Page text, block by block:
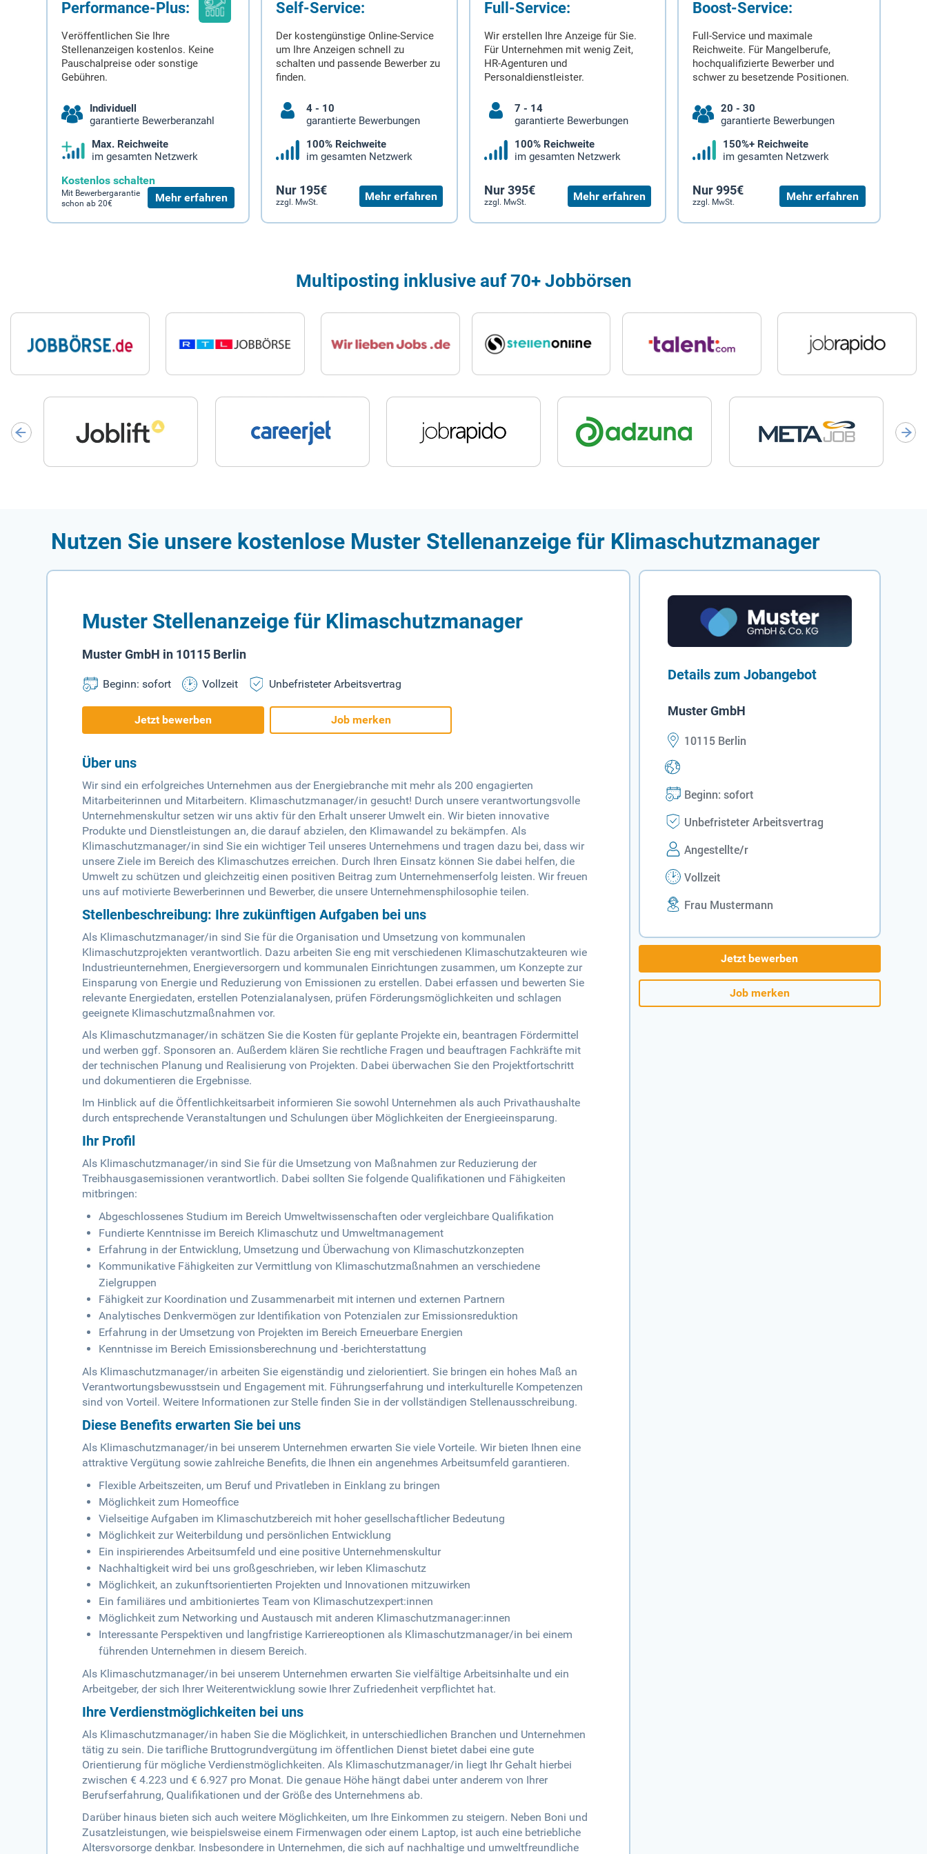
Performance-Plus:
Veröffentlichen Sie Ihre
Stellenanzeigen kostenlos. Keine
Pauschalpreise oder sonstige
Gebühren.
Individuell
garantierte Bewerberanzahl
Max. Reichweite
im gesamten Netzwerk
Kostenlos schalten
Mit Bewerbergarantie
schon ab 20€
Mehr erfahren
Self-Service:
Der kostengünstige Online-Service
um Ihre Anzeigen schnell zu
schalten und passende Bewerber zu
finden.
4 - 10
garantierte Bewerbungen
100% Reichweite
im gesamten Netzwerk
Nur 195€
zzgl. MwSt. Mehr erfahren
Full-Service:
Wir erstellen Ihre Anzeige für Sie.
Für Unternehmen mit wenig Zeit,
HR-Agenturen und
Personaldienstleister.
7 - 14
garantierte Bewerbungen
100% Reichweite
im gesamten Netzwerk
Nur 395€
zzgl. MwSt. Mehr erfahren
Boost-Service:
Full-Service und maximale
Reichweite. Für Mangelberufe,
hochqualifizierte Bewerber und
schwer zu besetzende Positionen.
20 - 30
garantierte Bewerbungen
150%+ Reichweite
im gesamten Netzwerk
Nur 995€
zzgl. MwSt. Mehr erfahren
Multiposting inklusive auf 70+ Jobbörsen
Nutzen Sie unsere kostenlose Muster Stellenanzeige für Klimaschutzmanager
Muster Stellenanzeige für Klimaschutzmanager
Muster GmbH in 10115 Berlin
Beginn: sofort Vollzeit Unbefristeter Arbeitsvertrag
Jetzt bewerben Job merken
Über uns
Wir sind ein erfolgreiches Unternehmen aus der Energiebranche mit mehr als 200 engagierten
Mitarbeiterinnen und Mitarbeitern. Klimaschutzmanager/in gesucht! Durch unsere verantwortungsvolle
Unternehmenskultur setzen wir uns aktiv für den Erhalt unserer Umwelt ein. Wir bieten innovative
Produkte und Dienstleistungen an, die darauf abzielen, den Klimawandel zu bekämpfen. Als
Klimaschutzmanager/in sind Sie ein wichtiger Teil unseres Unternehmens und tragen dazu bei, dass wir
unsere Ziele im Bereich des Klimaschutzes erreichen. Durch Ihren Einsatz können Sie dabei helfen, die
Umwelt zu schützen und gleichzeitig einen positiven Beitrag zum Unternehmenserfolg leisten. Wir freuen
uns auf motivierte Bewerberinnen und Bewerber, die unsere Unternehmensphilosophie teilen.
Stellenbeschreibung: Ihre zukünftigen Aufgaben bei uns
Als Klimaschutzmanager/in sind Sie für die Organisation und Umsetzung von kommunalen
Klimaschutzprojekten verantwortlich. Dazu arbeiten Sie eng mit verschiedenen Klimaschutzakteuren wie
Industrieunternehmen, Energieversorgern und kommunalen Einrichtungen zusammen, um Konzepte zur
Einsparung von Energie und Reduzierung von Emissionen zu erstellen. Dabei erfassen und bewerten Sie
relevante Energiedaten, erstellen Potenzialanalysen, prüfen Förderungsmöglichkeiten und schlagen
geeignete Klimaschutzmaßnahmen vor.
Als Klimaschutzmanager/in schätzen Sie die Kosten für geplante Projekte ein, beantragen Fördermittel
und werben ggf. Sponsoren an. Außerdem klären Sie rechtliche Fragen und beauftragen Fachkräfte mit
der technischen Planung und Realisierung von Projekten. Dabei überwachen Sie den Projektfortschritt
und dokumentieren die Ergebnisse.
Im Hinblick auf die Öffentlichkeitsarbeit informieren Sie sowohl Unternehmen als auch Privathaushalte
durch entsprechende Veranstaltungen und Schulungen über Möglichkeiten der Energieeinsparung.
Ihr Profil
Als Klimaschutzmanager/in sind Sie für die Umsetzung von Maßnahmen zur Reduzierung der
Treibhausgasemissionen verantwortlich. Dabei sollten Sie folgende Qualifikationen und Fähigkeiten
mitbringen:
Abgeschlossenes Studium im Bereich Umweltwissenschaften oder vergleichbare Qualifikation
Fundierte Kenntnisse im Bereich Klimaschutz und Umweltmanagement
Erfahrung in der Entwicklung, Umsetzung und Überwachung von Klimaschutzkonzepten
Kommunikative Fähigkeiten zur Vermittlung von Klimaschutzmaßnahmen an verschiedene
Zielgruppen
Fähigkeit zur Koordination und Zusammenarbeit mit internen und externen Partnern
Analytisches Denkvermögen zur Identifikation von Potenzialen zur Emissionsreduktion
Erfahrung in der Umsetzung von Projekten im Bereich Erneuerbare Energien
Kenntnisse im Bereich Emissionsberechnung und -berichterstattung
Als Klimaschutzmanager/in arbeiten Sie eigenständig und zielorientiert. Sie bringen ein hohes Maß an
Verantwortungsbewusstsein und Engagement mit. Führungserfahrung und interkulturelle Kompetenzen
sind von Vorteil. Weitere Informationen zur Stelle finden Sie in der vollständigen Stellenausschreibung.
Diese Benefits erwarten Sie bei uns
Als Klimaschutzmanager/in bei unserem Unternehmen erwarten Sie viele Vorteile. Wir bieten Ihnen eine
attraktive Vergütung sowie zahlreiche Benefits, die Ihnen ein angenehmes Arbeitsumfeld garantieren.
Flexible Arbeitszeiten, um Beruf und Privatleben in Einklang zu bringen
Möglichkeit zum Homeoffice
Vielseitige Aufgaben im Klimaschutzbereich mit hoher gesellschaftlicher Bedeutung
Möglichkeit zur Weiterbildung und persönlichen Entwicklung
Ein inspirierendes Arbeitsumfeld und eine positive Unternehmenskultur
Nachhaltigkeit wird bei uns großgeschrieben, wir leben Klimaschutz
Möglichkeit, an zukunftsorientierten Projekten und Innovationen mitzuwirken
Ein familiäres und ambitioniertes Team von Klimaschutzexpert:innen
Möglichkeit zum Networking und Austausch mit anderen Klimaschutzmanager:innen
Interessante Perspektiven und langfristige Karriereoptionen als Klimaschutzmanager/in bei einem
führenden Unternehmen in diesem Bereich.
Als Klimaschutzmanager/in bei unserem Unternehmen erwarten Sie vielfältige Arbeitsinhalte und ein
Arbeitgeber, der sich Ihrer Weiterentwicklung sowie Ihrer Zufriedenheit verpflichtet hat.
Ihre Verdienstmöglichkeiten bei uns
Als Klimaschutzmanager/in haben Sie die Möglichkeit, in unterschiedlichen Branchen und Unternehmen
tätig zu sein. Die tarifliche Bruttogrundvergütung im öffentlichen Dienst bietet dabei eine gute
Orientierung für mögliche Verdienstmöglichkeiten. Als Klimaschutzmanager/in liegt Ihr Gehalt hierbei
zwischen € 4.223 und € 6.927 pro Monat. Die genaue Höhe hängt dabei unter anderem von Ihrer
Berufserfahrung, Qualifikationen und der Größe des Unternehmens ab.
Darüber hinaus bieten sich auch weitere Möglichkeiten, um Ihre Einkommen zu steigern. Neben Boni und
Zusatzleistungen, wie beispielsweise einem Firmenwagen oder einem Laptop, ist auch eine betriebliche
Altersvorsorge denkbar. Insbesondere in Unternehmen, die sich auf nachhaltige und umweltfreundliche
Details zum Jobangebot
Muster GmbH
10115 Berlin
Beginn: sofort
Unbefristeter Arbeitsvertrag
Angestellte/r
Vollzeit
Frau Mustermann
Jetzt bewerben
Job merken